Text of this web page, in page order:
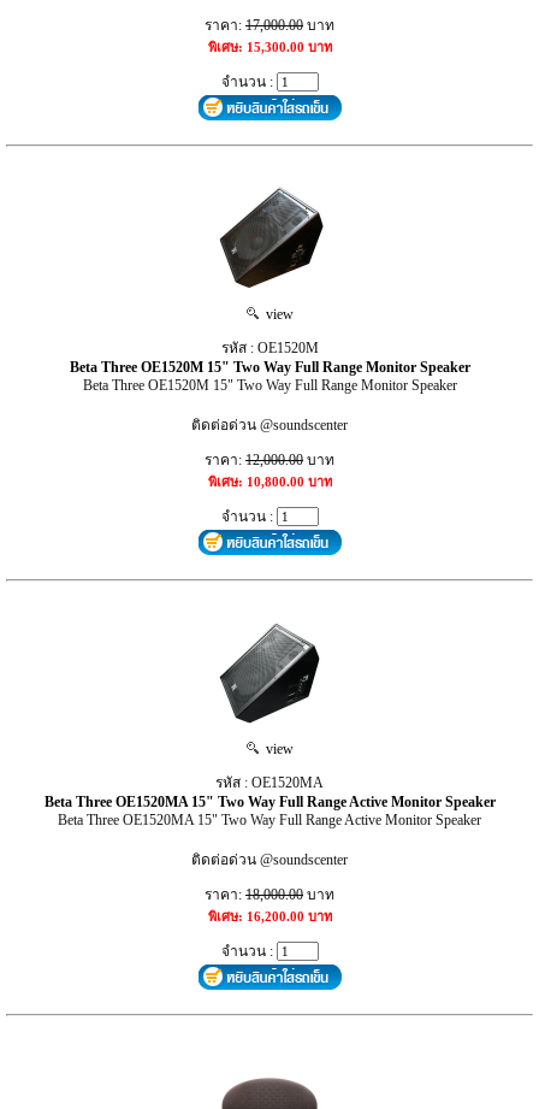
ราคา: 17,000.00 บาท
พิเศษ: 15,300.00 บาท
จำนวน :
view
รหัส : OE1520M
Beta Three OE1520M 15" Two Way Full Range Monitor Speaker
Beta Three OE1520M 15" Two Way Full Range Monitor Speaker
ติดต่อด่วน @soundscenter
ราคา: 12,000.00 บาท
พิเศษ: 10,800.00 บาท
จำนวน :
view
รหัส : OE1520MA
Beta Three OE1520MA 15" Two Way Full Range Active Monitor Speaker
Beta Three OE1520MA 15" Two Way Full Range Active Monitor Speaker
ติดต่อด่วน @soundscenter
ราคา: 18,000.00 บาท
พิเศษ: 16,200.00 บาท
จำนวน :